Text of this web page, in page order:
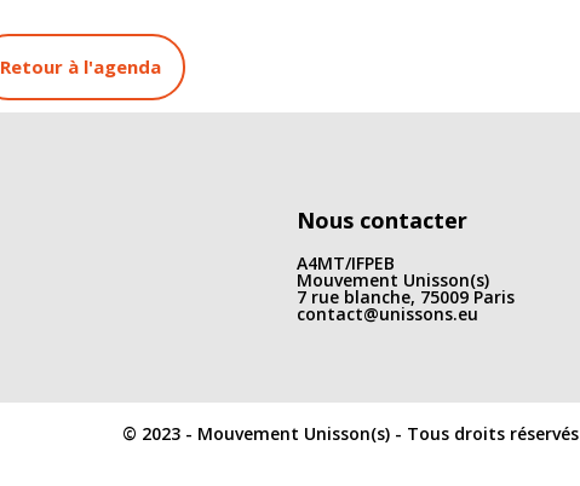
Retour à l'agenda
Nous contacter
A4MT/IFPEB
Mouvement Unisson(s)
7 rue blanche, 75009 Paris
contact@unissons.eu
© 2023 - Mouvement Unisson(s) - Tous droits réservés